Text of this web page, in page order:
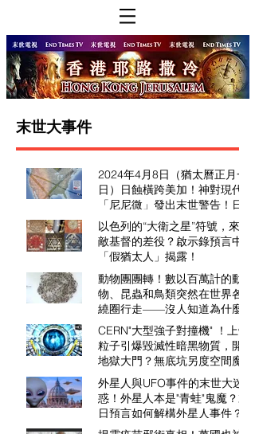
末世大事件
2024年4月8日（猶太曆正月一
日）日蝕橫跨美加！神對現代
「尼尼微」發出末世警告！日頭
變黑！黑馬降臨？啟示錄第三封
印揭開？經濟審判？
以色列的“大衛之星”符號，來自
敵基督的差役？啟示錄預言中的
「假猶太人」揭露！
動物團團轉！數以百萬計的動
物、昆蟲和鳥類突然在世界各地
繞圈行走——沒人知道為什麼？
CERN"大型強子對撞機" ！上帝
粒子引爆毀滅性暗黑物質，開啟
地獄大門？無底坑另度空間魔
獸！外星生物之謎！末日核戰！
基因操控！
外星人與UFO事件的末世大迷
惑！外星人本是"青蛙"鬼魔？末
日預言如何解構外星人事件？外
星人，本是鬼魔的靈！